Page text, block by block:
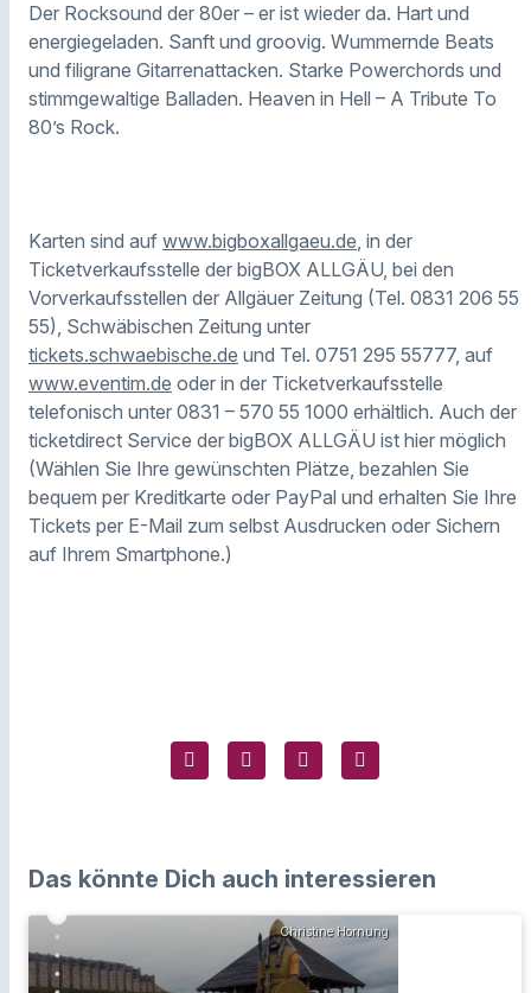
Der Rocksound der 80er – er ist wieder da. Hart und
energiegeladen. Sanft und groovig. Wummernde Beats
und filigrane Gitarrenattacken. Starke Powerchords und
stimmgewaltige Balladen. Heaven in Hell – A Tribute To
80’s Rock.
Karten sind auf www.bigboxallgaeu.de, in der
Ticketverkaufsstelle der bigBOX ALLGÄU, bei den
Vorverkaufsstellen der Allgäuer Zeitung (Tel. 0831 206 55
55), Schwäbischen Zeitung unter
tickets.schwaebische.de und Tel. 0751 295 55777, auf
www.eventim.de oder in der Ticketverkaufsstelle
telefonisch unter 0831 – 570 55 1000 erhältlich. Auch der
ticketdirect Service der bigBOX ALLGÄU ist hier möglich
(Wählen Sie Ihre gewünschten Plätze, bezahlen Sie
bequem per Kreditkarte oder PayPal und erhalten Sie Ihre
Tickets per E-Mail zum selbst Ausdrucken oder Sichern
auf Ihrem Smartphone.)
Das könnte Dich auch interessieren
Christine Hornung